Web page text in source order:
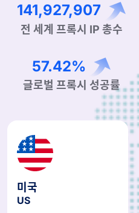
219,804,851
전 세계 프록시 IP 총수
88.93%
글로벌 프록시 성공률
미국
US